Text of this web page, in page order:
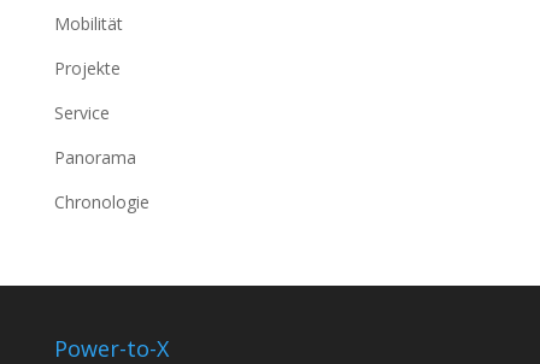
Mobilität
Projekte
Service
Panorama
Chronologie
Power-to-X